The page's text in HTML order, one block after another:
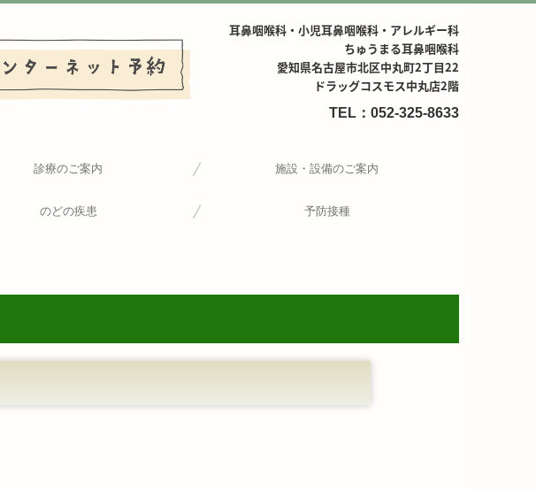
耳鼻咽喉科・小児耳鼻咽喉科・アレルギー科
ちゅうまる耳鼻咽喉科
愛知県名古屋市北区中丸町2丁目22
ドラッグコスモス中丸店2階
TEL：052-325-8633
診療のご案内
当院の感染対策について
当院の施設基準について
施設・設備のご案内
のどの疾患 予防接種